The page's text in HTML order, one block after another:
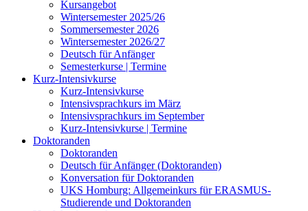
Kursangebot
Wintersemester 2025/26
Sommersemester 2026
Wintersemester 2026/27
Deutsch für Anfänger
Semesterkurse | Termine
Kurz-Intensivkurse
Kurz-Intensivkurse
Intensivsprachkurs im März
Intensivsprachkurs im September
Kurz-Intensivkurse | Termine
Doktoranden
Doktoranden
Deutsch für Anfänger (Doktoranden)
Konversation für Doktoranden
UKS Homburg: Allgemeinkurs für ERASMUS-
Studierende und Doktoranden